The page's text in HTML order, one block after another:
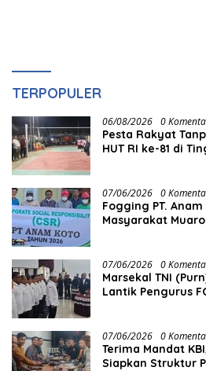
TERPOPULER
06/08/2026 0
Pesta Rakyat
HUT RI ke-81 di
07/06/2026 0
Fogging PT.
07/06/2026 0
Marsekal TNI
Lantik Pengurus
07/06/2026 0
Terima Mandat
Siapkan Struktur